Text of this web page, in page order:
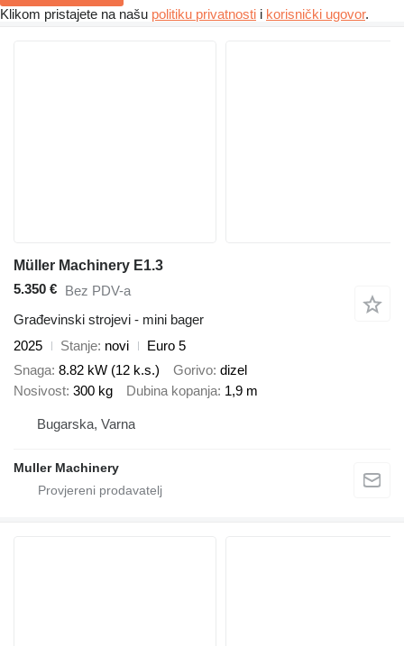
Klikom pristajete na našu politiku privatnosti i korisnički ugovor.
Müller Machinery E1.3
5.350 € Bez PDV-a
Građevinski strojevi - mini bager
2025
Stanje novi
Euro 5
Snaga 8.82 kW (12 k.s.) Gorivo dizel
Nosivost 300 kg Dubina kopanja 1,9 m
Bugarska, Varna
Muller Machinery